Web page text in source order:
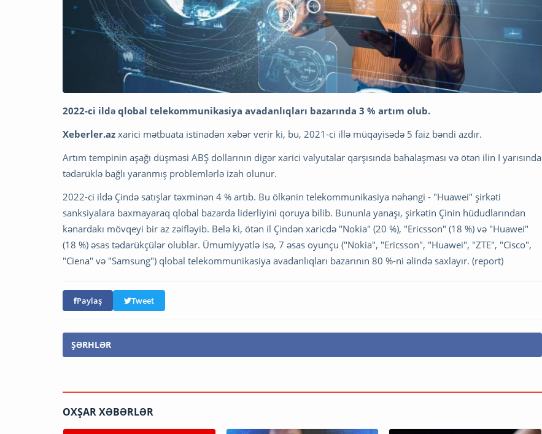
2022-ci ildə qlobal telekommunikasiya avadanlıqları bazarında 3 % artım olub.
Xeberler.az xarici mətbuata istinadən xəbər verir ki, bu, 2021-ci illə müqayisədə 5 faiz bəndi azdır.
Artım tempinin aşağı düşməsi ABŞ dollarının digər xarici valyutalar qarşısında bahalaşması və ötən ilin I yarısında
tədarüklə bağlı yaranmış problemlərlə izah olunur.
2022-ci ildə Çində satışlar təxminən 4 % artıb. Bu ölkənin telekommunikasiya nəhəngi - "Huawei" şirkəti
sanksiyalara baxmayaraq qlobal bazarda liderliyini qoruya bilib. Bununla yanaşı, şirkətin Çinin hüdudlarından
kənardakı mövqeyi bir az zəifləyib. Belə ki, ötən il Çindən xaricdə "Nokia" (20 %), "Ericsson" (18 %) və "Huawei"
(18 %) əsas tədarükçülər olublar. Ümumiyyətlə isə, 7 əsas oyunçu ("Nokia", "Ericsson", "Huawei", "ZTE", "Cisco",
"Ciena" və "Samsung") qlobal telekommunikasiya avadanlıqları bazarının 80 %-ni əlində saxlayır. (report)
Paylaş Tweet
ŞƏRHLƏR
OXŞAR XƏBƏRLƏR